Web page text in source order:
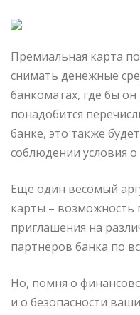
Премиальная карта
снимать денежные
банкоматах, где бы
понадобится
банке, это также
соблюдении условия
Еще один весомый
карты – возможность
приглашения на
партнеров банка по
Но, помня о
и о безопасности